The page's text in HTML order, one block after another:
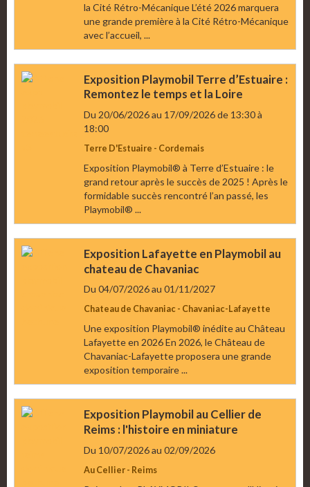
la Cité Rétro-Mécanique L’été 2026 marquera
une grande première à la Cité Rétro-Mécanique
avec l’accueil, ...
Exposition Playmobil Terre d’Estuaire :
Remontez le temps et la Loire
Du 20/06/2026au 17/09/2026de 13:30à
18:00
Terre D'Estuaire - Cordemais
Exposition Playmobil® à Terre d’Estuaire : le
grand retour après le succès de 2025 ! Après le
formidable succès rencontré l’an passé, les
Playmobil® ...
Exposition Lafayette en Playmobil au
chateau de Chavaniac
Du 04/07/2026au 01/11/2027
Chateau de Chavaniac - Chavaniac-Lafayette
Une exposition Playmobil® inédite au Château
Lafayette en 2026 En 2026, le Château de
Chavaniac-Lafayette proposera une grande
exposition temporaire ...
Exposition Playmobil au Cellier de
Reims : l'histoire en miniature
Du 10/07/2026au 02/09/2026
Au Cellier - Reims